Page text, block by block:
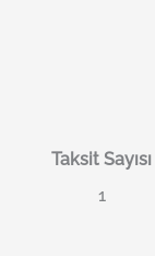
Taksit Sayısı
1